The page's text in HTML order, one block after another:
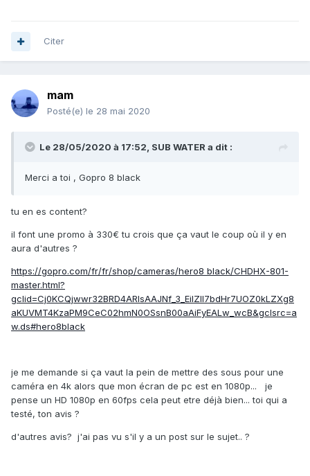
Citer
mam
Posté(e) le 28 mai 2020
Le 28/05/2020 à 17:52, SUB WATER a dit :
Merci a toi , Gopro 8 black
tu en es content?
il font une promo à 330€ tu crois que ça vaut le coup où il y en
aura d'autres ?
https://gopro.com/fr/fr/shop/cameras/hero8 black/CHDHX-801-
master.html?
gclid=Cj0KCQjwwr32BRD4ARIsAAJNf_3_EiIZlI7bdHr7UOZ0kLZXg8
aKUVMT4KzaPM9CeC02hmN0OSsnB00aAiFyEALw_wcB&gclsrc=a
w.ds#hero8black
je me demande si ça vaut la pein de mettre des sous pour une
caméra en 4k alors que mon écran de pc est en 1080p... je
pense un HD 1080p en 60fps cela peut etre déjà bien... toi qui a
testé, ton avis ?
d'autres avis? j'ai pas vu s'il y a un post sur le sujet.. ?